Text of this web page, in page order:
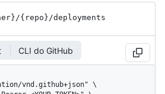
/{repo}/deployments
CLI do GitHub